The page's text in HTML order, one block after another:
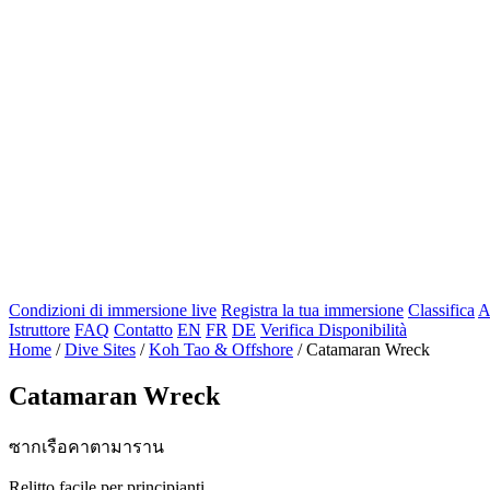
Condizioni di immersione live Registra la tua immersione Classifica
Istruttore FAQ Contatto EN FR DE Verifica Disponibilità
Home / Dive Sites / Koh Tao & Offshore / Catamaran Wreck
Catamaran Wreck
ซากเรือคาตามาราน